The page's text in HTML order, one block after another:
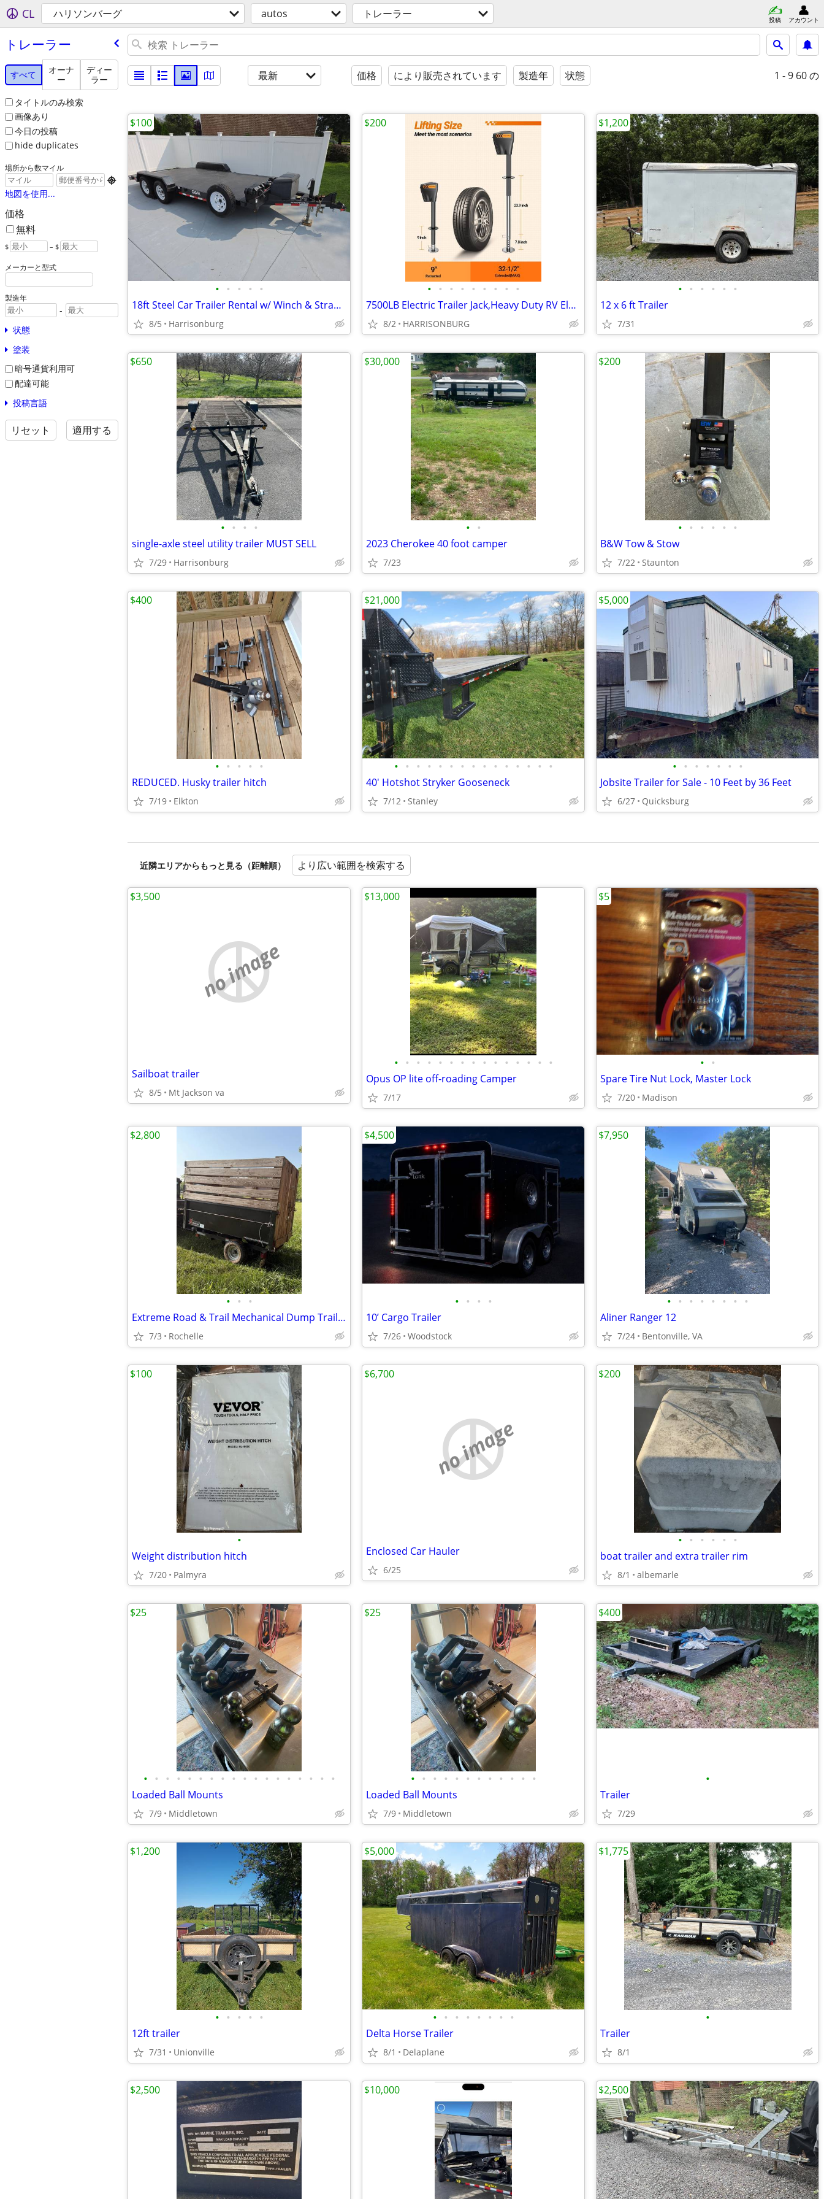
CL ハリソンバーグ autos トレーラー 投稿 アカウント
トレーラー
すべて
オーナ
ー
ディー
ラー
タイトルのみ検索
画像あり
今日の投稿
hide duplicates
場所から数マイル

地図を使用...
価格
無料
$ – $
メーカーと型式
製造年
-
状態
塗装
暗号通貨利用可
配達可能
投稿言語
リセット 適用する
最新 価格 により販売されています 製造年 状態 1 - 9 60 の
• • • • •
18ft Steel Car Trailer Rental w/ Winch & Straps – $100/Day
8/5 Harrisonburg
$100
• • • • • • • • •
7500LB Electric Trailer Jack,Heavy Duty RV Electric Power Tongue Jack
8/2 HARRISONBURG
$200
• • • • • •
12 x 6 ft Trailer
7/31
$1,200
• • • •
single-axle steel utility trailer MUST SELL
7/29 Harrisonburg
$650
• •
2023 Cherokee 40 foot camper
7/23
$30,000
• • • • • •
B&W Tow & Stow
7/22 Staunton
$200
• • • • •
REDUCED. Husky trailer hitch
7/19 Elkton
$400
• • • • • • • • • • • • • • •
40' Hotshot Stryker Gooseneck
7/12 Stanley
$21,000
• • • • • • •
Jobsite Trailer for Sale - 10 Feet by 36 Feet
6/27 Quicksburg
$5,000
近隣エリアからもっと見る（距離順） より広い範囲を検索する
no image
Sailboat trailer
8/5 Mt Jackson va
$3,500
• • • • • • • • • • • • • • •
Opus OP lite off-roading Camper
7/17
$13,000
• •
Spare Tire Nut Lock, Master Lock
7/20 Madison
$5
• • •
Extreme Road & Trail Mechanical Dump Trailer w/ Custom Stake Sides
7/3 Rochelle
$2,800
• • • •
10’ Cargo Trailer
7/26 Woodstock
$4,500
• • • • • • • •
Aliner Ranger 12
7/24 Bentonville, VA
$7,950
•
Weight distribution hitch
7/20 Palmyra
$100
no image
Enclosed Car Hauler
6/25
$6,700
• • • • • •
boat trailer and extra trailer rim
8/1 albemarle
$200
• • • • • • • • • • • • • • • • • •
Loaded Ball Mounts
7/9 Middletown
$25
• • • • • • • • • • • •
Loaded Ball Mounts
7/9 Middletown
$25
•
Trailer
7/29
$400
• • • • •
12ft trailer
7/31 Unionville
$1,200
• • • • • • • •
Delta Horse Trailer
8/1 Delaplane
$5,000
•
Trailer
8/1
$1,775
$2,500 $10,000 $2,500